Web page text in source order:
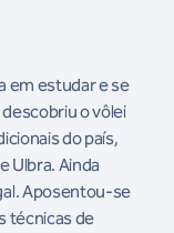
em estudar e se
o vôlei
do país,
Ulbra. Ainda
Aposentou-se
técnicas de